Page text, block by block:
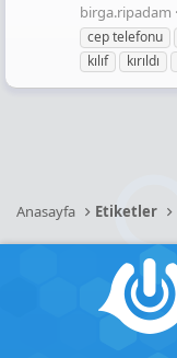
birga.ripadam
cep telefonu
kılıf
kırıldı
Anasayfa Etiketler